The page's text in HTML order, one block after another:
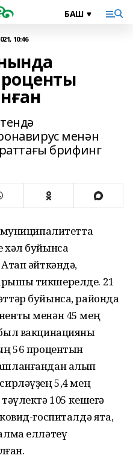
10:46
менән
брифинг
муниципалитетта
хәл буйынса
әйткәндә,
тикшерелде. 21
буйынса, районда
менән 45 мең
вакцинацияны
56 процентын
алып
5,4 мең
105 кешегә
госпиталдә ята,
елләтеү